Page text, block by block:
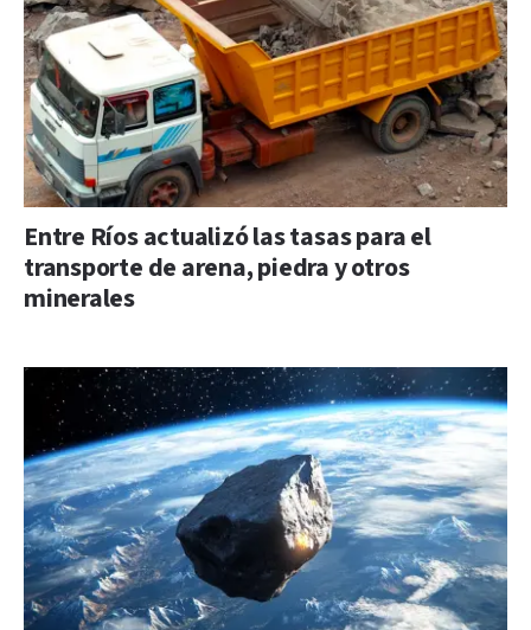
Entre Ríos actualizó las tasas para el
transporte de arena, piedra y otros
minerales